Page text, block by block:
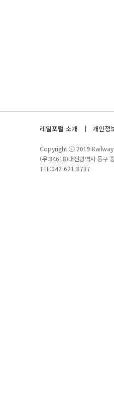
레일포털 소개 개인정
Copyright ⓒ 2019 Railway
(우:34618)대전광역시 동구
TEL:042-621-8737